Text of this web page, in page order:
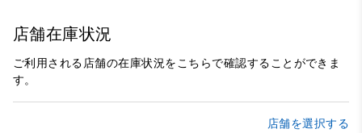
店舗在庫状況
ご利用される店舗の在庫状況をこちらで確認することができま
す。
店舗を選択する